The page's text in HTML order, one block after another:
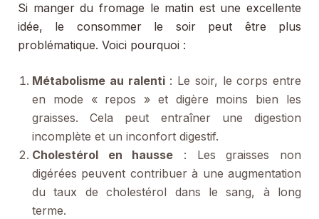
Si manger du fromage le matin est une excellente
idée, le consommer le soir peut être plus
problématique. Voici pourquoi :
Métabolisme au ralenti: Le soir, le corps entre
en mode « repos » et digère moins bien les
graisses. Cela peut entraîner une digestion
incomplète et un inconfort digestif.
Cholestérol en hausse : Les graisses non
digérées peuvent contribuer à une augmentation
du taux de cholestérol dans le sang, à long
terme.